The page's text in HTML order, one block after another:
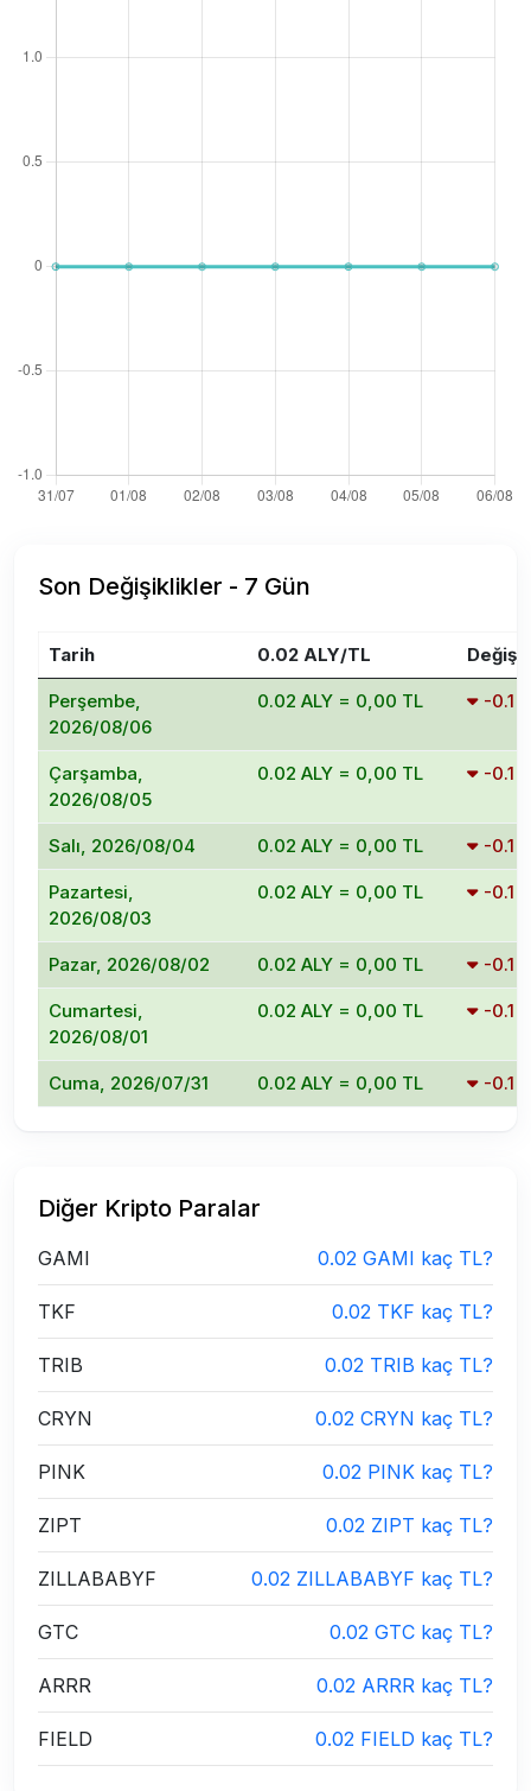
Son Değişiklikler - 7 Gün
Tarih 0.02 ALY/TL
Perşembe,
2026/08/06
0.02 ALY = 0,00 TL -
Çarşamba,
2026/08/05
0.02 ALY = 0,00 TL -
Salı, 2026/08/04 0.02 ALY = 0,00 TL -
Pazartesi,
2026/08/03
0.02 ALY = 0,00 TL -
Pazar, 2026/08/02 0.02 ALY = 0,00 TL -
Cumartesi,
2026/08/01
0.02 ALY = 0,00 TL -
Cuma, 2026/07/31 0.02 ALY = 0,00 TL -
Diğer Kripto Paralar
GAMI 0.02 GAMI kaç TL?
TKF 0.02 TKF kaç TL?
TRIB 0.02 TRIB kaç TL?
CRYN 0.02 CRYN kaç TL?
PINK 0.02 PINK kaç TL?
ZIPT 0.02 ZIPT kaç TL?
ZILLABABYF 0.02 ZILLABABYF kaç TL?
GTC 0.02 GTC kaç TL?
ARRR 0.02 ARRR kaç TL?
FIELD 0.02 FIELD kaç TL?